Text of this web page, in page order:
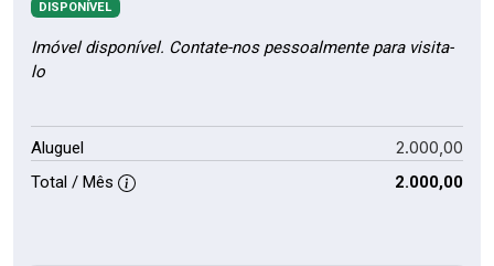
DISPONÍVEL
Imóvel disponível. Contate-nos pessoalmente para visita-
lo
Aluguel 2.000,00
Total / Mês 2.000,00